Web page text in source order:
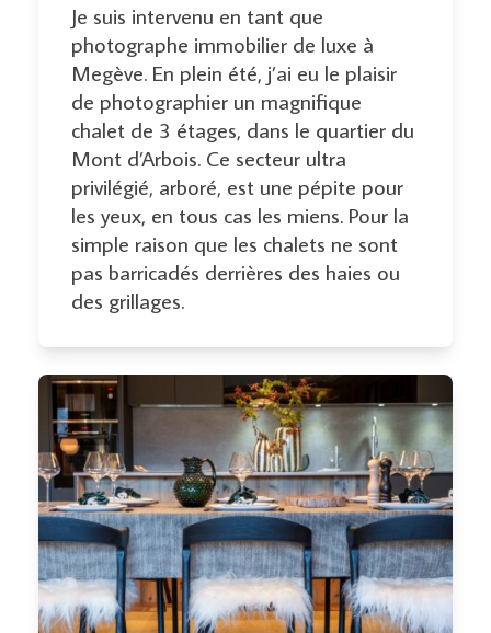
Je suis intervenu en tant que
photographe immobilier de luxe à
Megève. En plein été, j’ai eu le plaisir
de photographier un magnifique
chalet de 3 étages, dans le quartier du
Mont d’Arbois. Ce secteur ultra
privilégié, arboré, est une pépite pour
les yeux, en tous cas les miens. Pour la
simple raison que les chalets ne sont
pas barricadés derrières des haies ou
des grillages.